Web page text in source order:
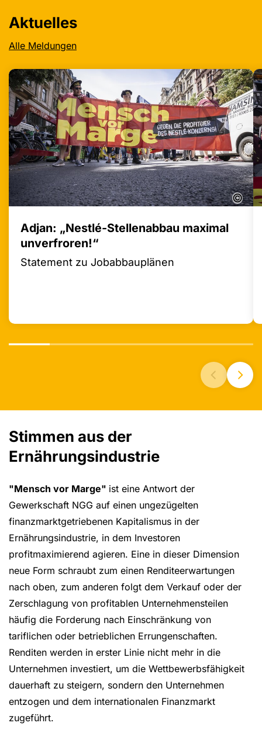
Aktuelles
Alle Meldungen
©
Adjan: „Nestlé-Stellenabbau maximal
unverfroren!“
Statement zu Jobabbauplänen
Stimmen aus der
Ernährungsindustrie
"Mensch vor Marge" ist eine Antwort der
Gewerkschaft NGG auf einen ungezügelten
finanzmarktgetriebenen Kapitalismus in der
Ernährungsindustrie, in dem Investoren
profitmaximierend agieren. Eine in dieser Dimension
neue Form schraubt zum einen Renditeerwartungen
nach oben, zum anderen folgt dem Verkauf oder der
Zerschlagung von profitablen Unternehmensteilen
häufig die Forderung nach Einschränkung von
tariflichen oder betrieblichen Errungenschaften.
Renditen werden in erster Linie nicht mehr in die
Unternehmen investiert, um die Wettbewerbsfähigkeit
dauerhaft zu steigern, sondern den Unternehmen
entzogen und dem internationalen Finanzmarkt
zugeführt.